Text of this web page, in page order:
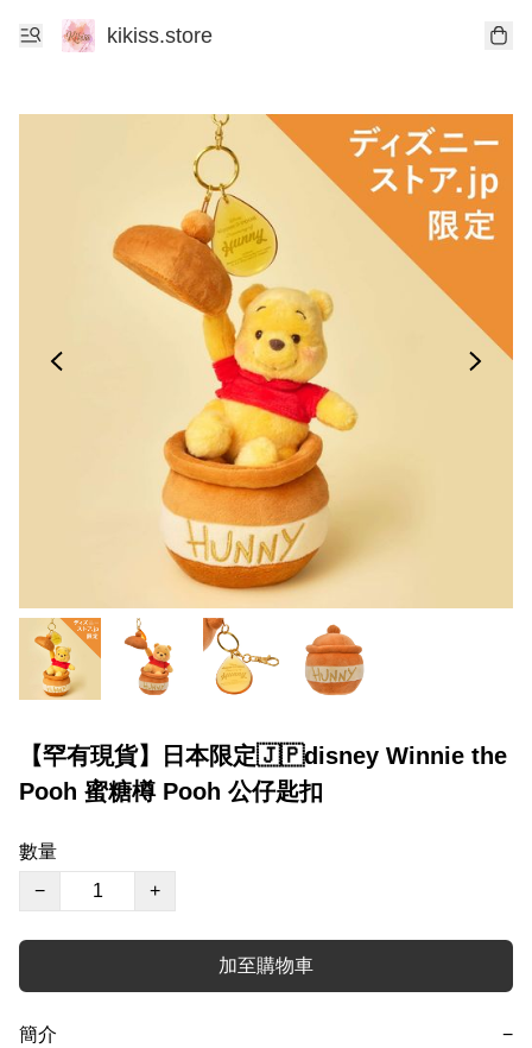
kikiss.store
【罕有現貨】日本限定🇯🇵disney Winnie the
Pooh 蜜糖樽 Pooh 公仔匙扣
數量
−
+
加至購物車
簡介 −